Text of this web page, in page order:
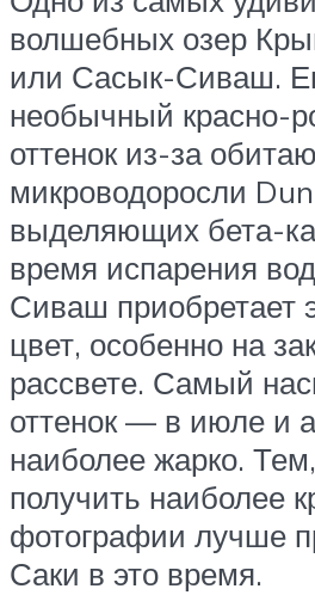
волшебных озер
или Сасык-Сиваш.
необычный красно-
оттенок из-за
микроводоросли
выделяющих бета-
время испарения
Сиваш приобретает
цвет, особенно на
рассвете. Самый
оттенок — в июле и
наиболее жарко.
получить наиболее
фотографии лучше
Саки в это время.